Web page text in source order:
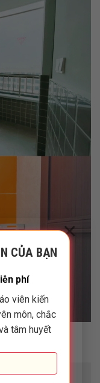
CỦA BẠN
phí
viên kiến
môn, chắc
tâm huyết
×
tiện nghi)